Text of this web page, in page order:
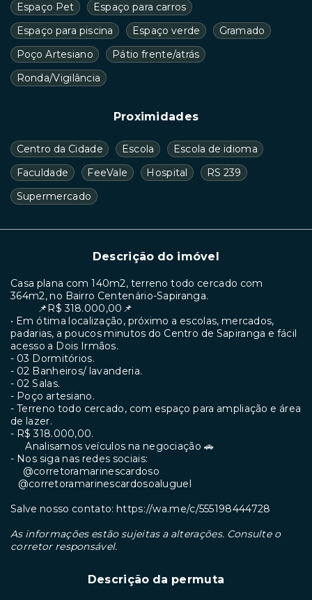
Espaço Pet
Espaço para carros
Espaço para piscina
Espaço verde
Gramado
Poço Artesiano
Pátio frente/atrás
Ronda/Vigilância
Proximidades
Centro da Cidade Escola
Escola de idioma
Faculdade
FeeVale Hospital
RS 239
Supermercado
Descrição do imóvel
Casa plana com 140m2, terreno todo cercado com
364m2, no Bairro Centenário-Sapiranga.
📌R$ 318.000,00📌
• ⁠Em ótima localização, próximo a escolas, mercados,
padarias, a poucos minutos do Centro de Sapiranga e fácil
acesso a Dois Irmãos.
- ⁠03 Dormitórios.
- ⁠02 Banheiros/ lavanderia.
- ⁠02 Salas.
- ⁠Poço artesiano.
- ⁠Terreno todo cercado, com espaço para ampliação e área
de lazer.
- ⁠R$ 318.000,00.
Analisamos veículos na negociação 🚗
- ⁠Nos siga nas redes sociais:
@corretoramarinescardoso
@corretoramarinescardosoaluguel
Salve nosso contato: https://wa.me/c/555198444728
As informações estão sujeitas a alterações. Consulte o
corretor responsável.
Descrição da permuta